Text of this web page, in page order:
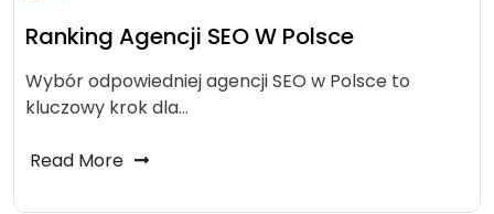
Ranking Agencji SEO W Polsce
Wybór odpowiedniej agencji SEO w Polsce to
kluczowy krok dla…
Read More